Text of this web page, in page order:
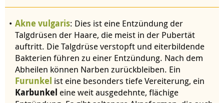
Akne vulgaris: Dies ist eine Entzündung der
Talgdrüsen der Haare, die meist in der Pubertät
auftritt. Die Talgdrüse verstopft und eiterbildende
Bakterien führen zu einer Entzündung. Nach dem
Abheilen können Narben zurückbleiben. Ein
Furunkel ist eine besonders tiefe Vereiterung, ein
Karbunkel eine weit ausgedehnte, flächige